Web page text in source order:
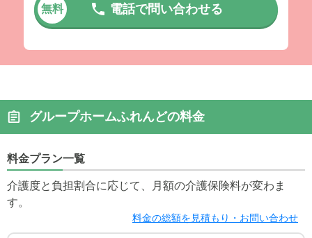
無料 電話で問い合わせる
グループホームふれんどの料金
料金プラン一覧
介護度と負担割合に応じて、月額の介護保険料が変わま
す。
料金の総額を見積もり・お問い合わせ